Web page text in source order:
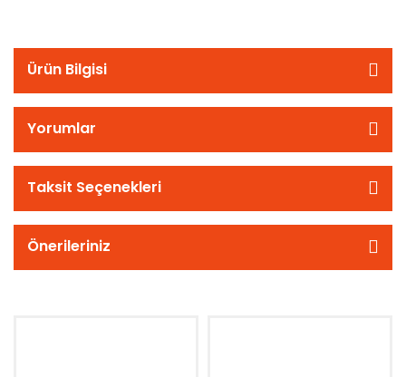
Ürün Bilgisi
Yorumlar
Taksit Seçenekleri
Önerileriniz